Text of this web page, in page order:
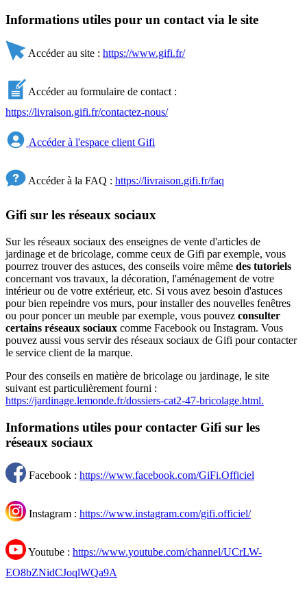
Informations utiles pour un contact via le site
Accéder au site : https://www.gifi.fr/
Accéder au formulaire de contact :
https://livraison.gifi.fr/contactez-nous/
Accéder à l'espace client Gifi
Accéder à la FAQ : https://livraison.gifi.fr/faq
Gifi sur les réseaux sociaux
Sur les réseaux sociaux des enseignes de vente d'articles de
jardinage et de bricolage, comme ceux de Gifi par exemple, vous
pourrez trouver des astuces, des conseils voire même des tutoriels
concernant vos travaux, la décoration, l'aménagement de votre
intérieur ou de votre extérieur, etc. Si vous avez besoin d'astuces
pour bien repeindre vos murs, pour installer des nouvelles fenêtres
ou pour poncer un meuble par exemple, vous pouvez consulter
certains réseaux sociaux comme Facebook ou Instagram. Vous
pouvez aussi vous servir des réseaux sociaux de Gifi pour contacter
le service client de la marque.
Pour des conseils en matière de bricolage ou jardinage, le site
suivant est particulièrement fourni :
https://jardinage.lemonde.fr/dossiers-cat2-47-bricolage.html.
Informations utiles pour contacter Gifi sur les
réseaux sociaux
Facebook : https://www.facebook.com/GiFi.Officiel
Instagram : https://www.instagram.com/gifi.officiel/
Youtube : https://www.youtube.com/channel/UCrLW-
EO8bZNidCJoqlWQa9A